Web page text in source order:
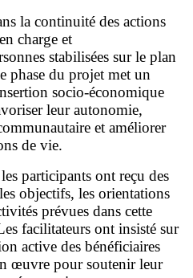
la continuité des actions
charge et
stabilisées sur le plan
phase du projet met un
socio-économique
leur autonomie,
et améliorer
de vie.
participants ont reçu des
objectifs, les orientations
prévues dans cette
facilitateurs ont insisté sur
active des bénéficiaires
œuvre pour soutenir leur